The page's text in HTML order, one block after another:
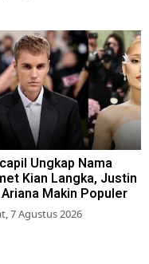
Ungkap Nama
Kian Langka, Justin
Makin Populer
7 Agustus 2026